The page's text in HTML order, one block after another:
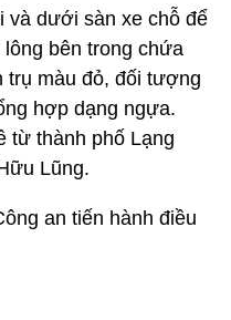
và dưới sàn xe chỗ để
bên trong chứa
trụ màu đỏ, đối tượng
hợp dạng ngựa.
từ thành phố Lạng
Lũng.
an tiến hành điều